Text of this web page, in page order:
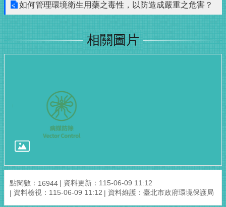
如何管理環境衛生用藥之毒性，以防造成嚴重之危害？
相關圖片
點閱數： 16944
資料更新：115-06-09 11:12
資料檢視：115-06-09 11:12
資料維護：臺北市政府環境保護局